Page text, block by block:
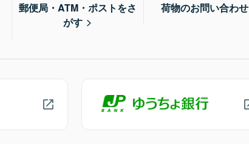
郵便局・ATM・ポストをさ
がす
荷物のお問い合わせ